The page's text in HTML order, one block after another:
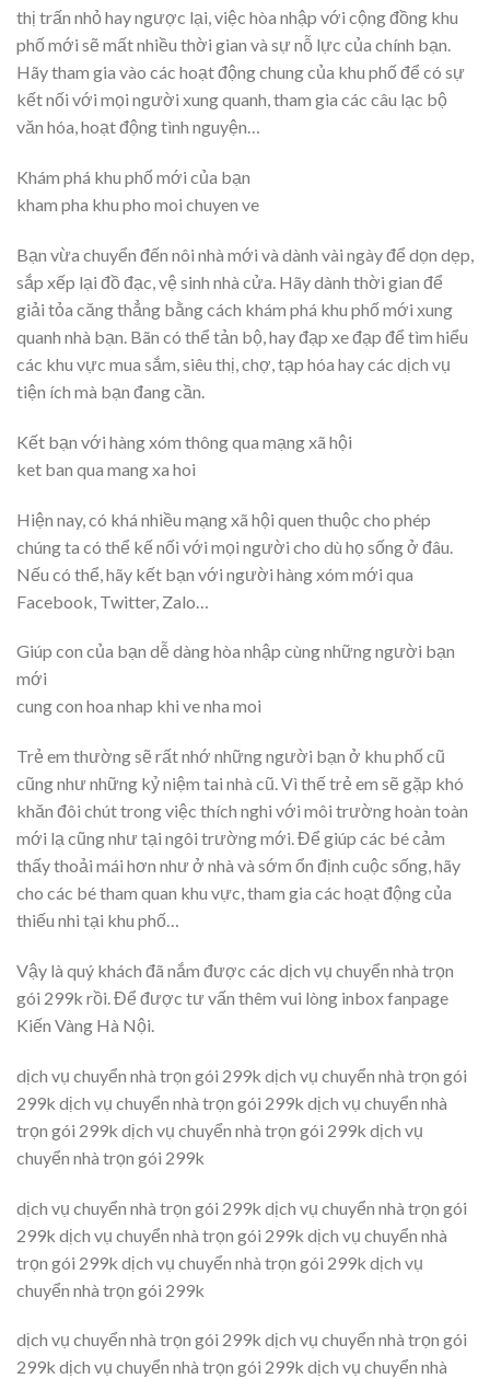
thị trấn nhỏ hay ngược lại, việc hòa nhập với cộng đồng khu
phố mới sẽ mất nhiều thời gian và sự nỗ lực của chính bạn.
Hãy tham gia vào các hoạt động chung của khu phố để có sự
kết nối với mọi người xung quanh, tham gia các câu lạc bộ
văn hóa, hoạt động tình nguyện…
Khám phá khu phố mới của bạn
kham pha khu pho moi chuyen ve
Bạn vừa chuyển đến nôi nhà mới và dành vài ngày để dọn dẹp,
sắp xếp lại đồ đạc, vệ sinh nhà cửa. Hãy dành thời gian để
giải tỏa căng thẳng bằng cách khám phá khu phố mới xung
quanh nhà bạn. Bãn có thể tản bộ, hay đạp xe đạp để tìm hiểu
các khu vực mua sắm, siêu thị, chợ, tạp hóa hay các dịch vụ
tiện ích mà bạn đang cần.
Kết bạn với hàng xóm thông qua mạng xã hội
ket ban qua mang xa hoi
Hiện nay, có khá nhiều mạng xã hội quen thuộc cho phép
chúng ta có thể kế nối với mọi người cho dù họ sống ở đâu.
Nếu có thể, hãy kết bạn với người hàng xóm mới qua
Facebook, Twitter, Zalo…
Giúp con của bạn dễ dàng hòa nhập cùng những người bạn
mới
cung con hoa nhap khi ve nha moi
Trẻ em thường sẽ rất nhớ những người bạn ở khu phố cũ
cũng như những kỷ niệm tai nhà cũ. Vì thế trẻ em sẽ gặp khó
khăn đôi chút trong việc thích nghi với môi trường hoàn toàn
mới lạ cũng như tại ngôi trường mới. Để giúp các bé cảm
thấy thoải mái hơn như ở nhà và sớm ổn định cuộc sống, hãy
cho các bé tham quan khu vực, tham gia các hoạt động của
thiếu nhi tại khu phố…
Vậy là quý khách đã nắm được các dịch vụ chuyển nhà trọn
gói 299k rồi. Để được tư vấn thêm vui lòng inbox fanpage
Kiến Vàng Hà Nội.
dịch vụ chuyển nhà trọn gói 299k dịch vụ chuyển nhà trọn gói
299k dịch vụ chuyển nhà trọn gói 299k dịch vụ chuyển nhà
trọn gói 299k dịch vụ chuyển nhà trọn gói 299k dịch vụ
chuyển nhà trọn gói 299k
dịch vụ chuyển nhà trọn gói 299k dịch vụ chuyển nhà trọn gói
299k dịch vụ chuyển nhà trọn gói 299k dịch vụ chuyển nhà
trọn gói 299k dịch vụ chuyển nhà trọn gói 299k dịch vụ
chuyển nhà trọn gói 299k
dịch vụ chuyển nhà trọn gói 299k dịch vụ chuyển nhà trọn gói
299k dịch vụ chuyển nhà trọn gói 299k dịch vụ chuyển nhà